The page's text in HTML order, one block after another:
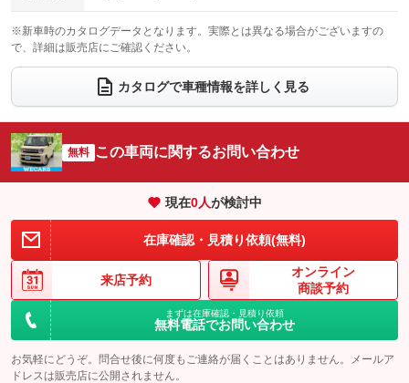
：装備なし ：装備あり
ウォークスルー
：装備なし
電動リアゲート フロントカメラ
：装備なし
：装備なし ：装備なし
サイドカメラ
：装備なし ルーフレール
：装備なし
：装備なし
：装備なし
※新車時のカタログデータとなります。実際とは異なる場合がございますの
で、詳細は販売店にご確認ください。
カタログで車種情報を詳しく見る
無料 この車両に関するお問い合わせ
現在0人が検討中
在庫確認・見積り依頼(無料)
来店予約
オンライン
商談予約
まずは在庫確認・見積り依頼
無料電話でお問い合わせ
お気軽にどうぞ。問合せ後に何度もご連絡が届くことはありません。メールア
ドレスは販売店に公開されません。